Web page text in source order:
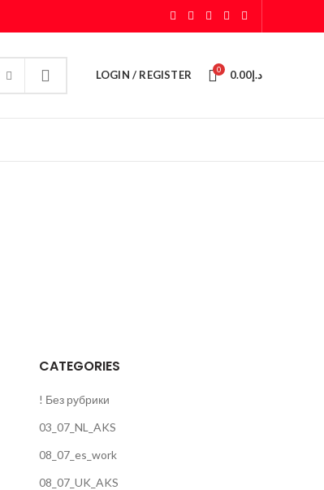
LOGIN / REGISTER 0 د.إ0.00
CATEGORIES
! Без рубрики
03_07_NL_AKS
08_07_es_work
08_07_UK_AKS